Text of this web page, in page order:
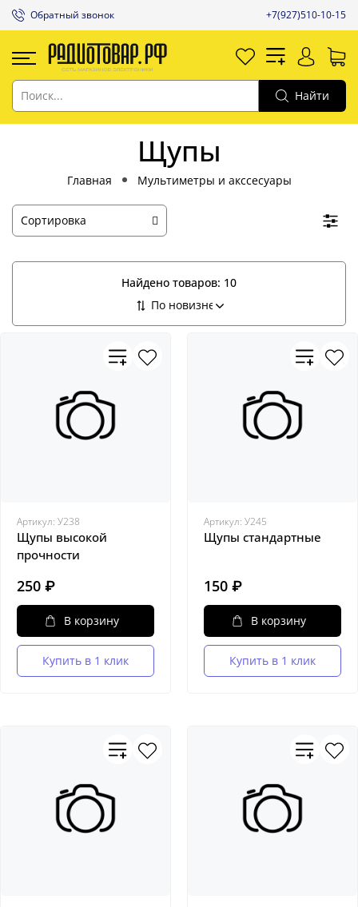
Обратный звонок +7(927)510-10-15
Найти
Щупы
Главная Мультиметры и акссесуары
Найдено товаров: 10
Артикул: У238
Щупы высокой
прочности
250 ₽
В корзину
Купить в 1 клик
Артикул: У245
Щупы стандартные
150 ₽
В корзину
Купить в 1 клик